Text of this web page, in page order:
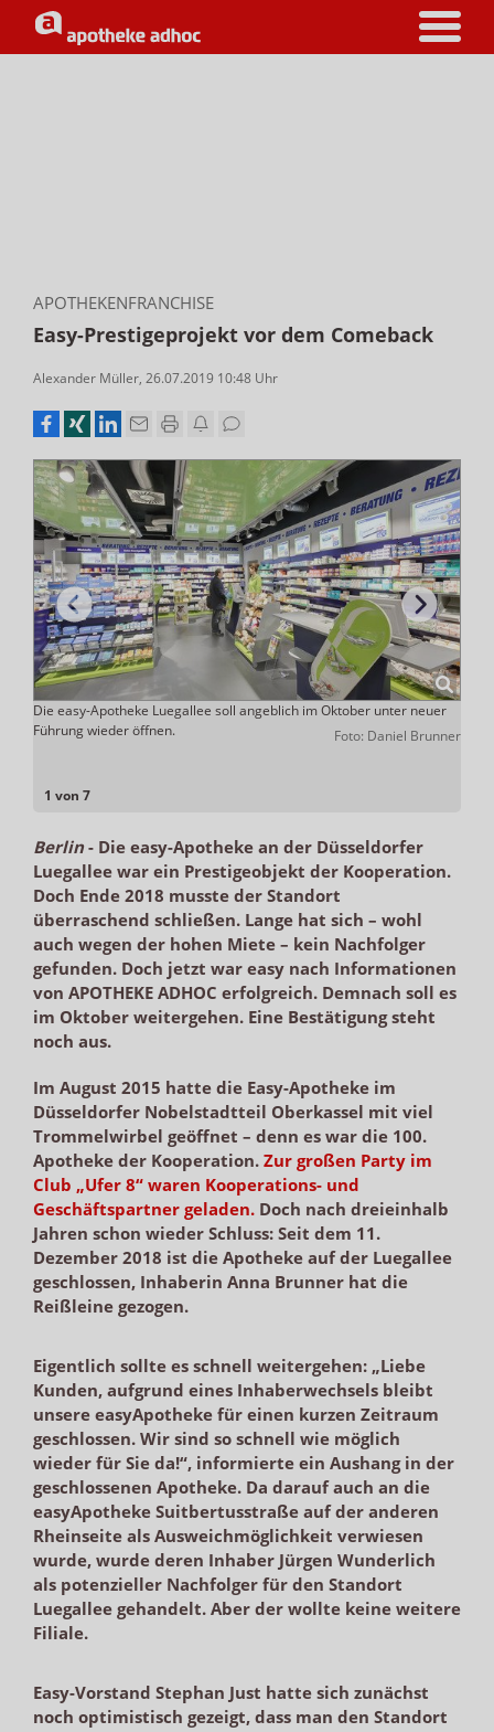
APOTHEKENFRANCHISE
Easy-Prestigeprojekt vor dem Comeback
Alexander Müller, 26.07.2019 10:48 Uhr
1 von 7
Die easy-Apotheke Luegallee soll angeblich im Oktober unter neuer
Führung wieder öffnen.
Foto: Daniel Brunner
Berlin- Die easy-Apotheke an der Düsseldorfer
Luegallee war ein Prestigeobjekt der Kooperation.
Doch Ende 2018 musste der Standort
überraschend schließen. Lange hat sich – wohl
auch wegen der hohen Miete – kein Nachfolger
gefunden. Doch jetzt war easy nach Informationen
von APOTHEKE ADHOC erfolgreich. Demnach soll es
im Oktober weitergehen. Eine Bestätigung steht
noch aus.
Im August 2015 hatte die Easy-Apotheke im
Düsseldorfer Nobelstadtteil Oberkassel mit viel
Trommelwirbel geöffnet – denn es war die 100.
Apotheke der Kooperation. Zur großen Party im
Club „Ufer 8“ waren Kooperations- und
Geschäftspartner geladen. Doch nach dreieinhalb
Jahren schon wieder Schluss: Seit dem 11.
Dezember 2018 ist die Apotheke auf der Luegallee
geschlossen, Inhaberin Anna Brunner hat die
Reißleine gezogen.
Eigentlich sollte es schnell weitergehen: „Liebe
Kunden, aufgrund eines Inhaberwechsels bleibt
unsere easyApotheke für einen kurzen Zeitraum
geschlossen. Wir sind so schnell wie möglich
wieder für Sie da!“, informierte ein Aushang in der
geschlossenen Apotheke. Da darauf auch an die
easyApotheke Suitbertusstraße auf der anderen
Rheinseite als Ausweichmöglichkeit verwiesen
wurde, wurde deren Inhaber Jürgen Wunderlich
als potenzieller Nachfolger für den Standort
Luegallee gehandelt. Aber der wollte keine weitere
Filiale.
Easy-Vorstand Stephan Just hatte sich zunächst
noch optimistisch gezeigt, dass man den Standort